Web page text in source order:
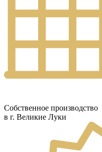
Собственное производство
в г. Великие Луки